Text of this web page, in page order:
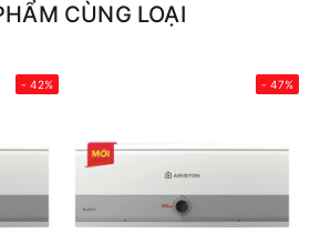
CÙNG LOẠI
- 42% - 47%